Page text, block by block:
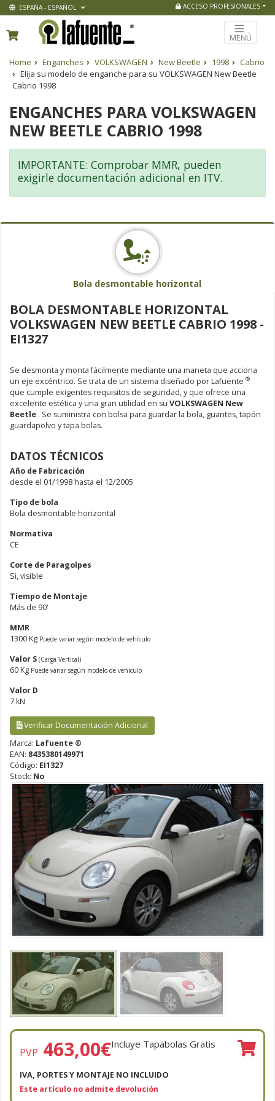
ESPAÑA - ESPAÑOL ACCESO PROFESIONALES
MENÚ
Home Enganches VOLKSWAGEN New Beetle 1998
Cabrio
Elija su modelo de enganche para su VOLKSWAGEN New Beetle
Cabrio 1998
ENGANCHES PARA VOLKSWAGEN
NEW BEETLE CABRIO 1998
IMPORTANTE: Comprobar MMR, pueden
exigirle documentación adicional en ITV.
Bola desmontable horizontal
BOLA DESMONTABLE HORIZONTAL
VOLKSWAGEN NEW BEETLE CABRIO 1998 -
EI1327
Se desmonta y monta fácilmente mediante una maneta que acciona
un eje excéntrico. Se trata de un sistema diseñado por Lafuente ®
que cumple exigentes requisitos de seguridad, y que ofrece una
excelente estética y una gran utilidad en su VOLKSWAGEN New
Beetle . Se suministra con bolsa para guardar la bola, guantes, tapón
guardapolvo y tapa bolas.
DATOS TÉCNICOS
Año de Fabricación
desde el 01/1998 hasta el 12/2005
Tipo de bola
Bola desmontable horizontal
Normativa
CE
Corte de Paragolpes
Si, visible
Tiempo de Montaje
Más de 90'
MMR
1300 Kg Puede variar según modelo de vehículo
Valor S (Carga Vertical)
60 Kg Puede variar según modelo de vehículo
Valor D
7 kN
Verificar Documentación Adicional
Marca: Lafuente ®
EAN: 8435380149971
Código: EI1327
Stock: No
Anterior
PVP 463,00€Incluye Tapabolas Gratis
IVA, PORTES Y MONTAJE NO INCLUIDO
Este artículo no admite devolución